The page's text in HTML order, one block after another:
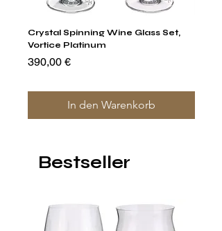
Crystal Spinning Wine Glass Set,
Vortice Platinum
Preis
390,00 €
In den Warenkorb
Bestseller